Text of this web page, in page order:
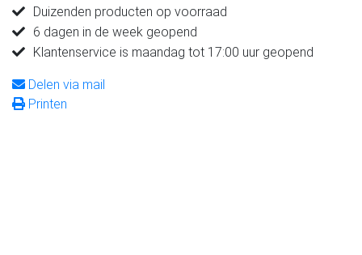
Duizenden producten op voorraad
6 dagen in de week geopend
Klantenservice is maandag tot 17:00 uur geopend
Delen via mail
Printen